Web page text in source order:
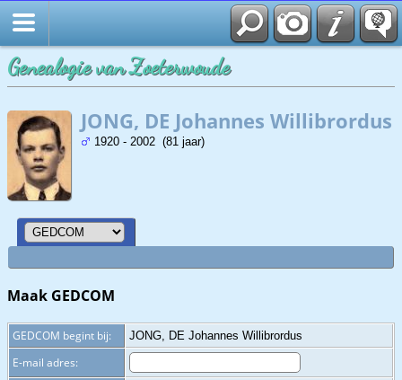
Genealogie van Zoeterwoude
JONG, DE Johannes Willibrordus
1920 - 2002 (81 jaar)
Maak GEDCOM
GEDCOM begint bij: JONG, DE Johannes Willibrordus
E-mail adres: